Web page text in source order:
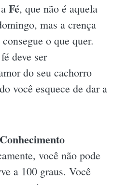
Fé, que não é aquela
mas a crença
o que quer.
deve ser
do seu cachorro
você esquece de dar a
você não pode
a 100 graus. Você